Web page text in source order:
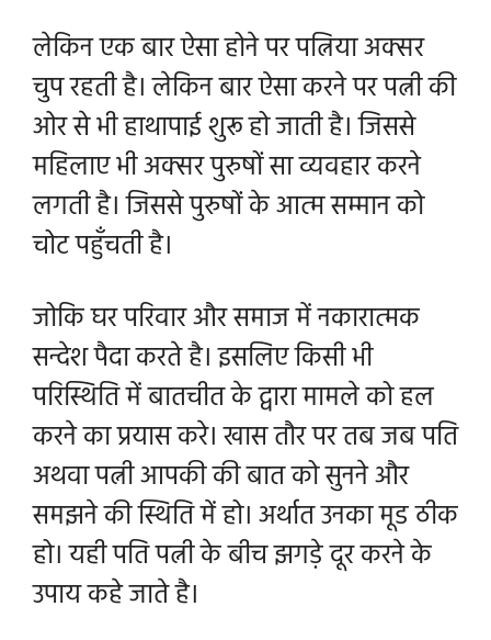
लेकिन एक बार ऐसा होने पर पत्निया अक्सर
चुप रहती है। लेकिन बार ऐसा करने पर पत्नी की
ओर से भी हाथापाई शुरू हो जाती है। जिससे
महिलाए भी अक्सर पुरुषों सा व्यवहार करने
लगती है। जिससे पुरुषों के आत्म सम्मान को
चोट पहुँचती है।
जोकि घर परिवार और समाज में नकारात्मक
सन्देश पैदा करते है। इसलिए किसी भी
परिस्थिति में बातचीत के द्वारा मामले को हल
करने का प्रयास करे। खास तौर पर तब जब पति
अथवा पत्नी आपकी की बात को सुनने और
समझने की स्थिति में हो। अर्थात उनका मूड ठीक
हो। यहीपति पत्नी के बीच झगड़े दूर करने के
उपाय कहे जाते है।